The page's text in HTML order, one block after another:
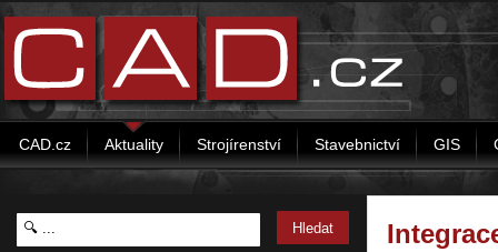
CAD.cz Aktuality Strojírenství Stavebnictví GIS